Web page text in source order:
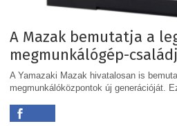
A Mazak bemutatja a
megmunkálógép-
A Yamazaki Mazak hivatalosan is
megmunkálóközpontok új generációját.